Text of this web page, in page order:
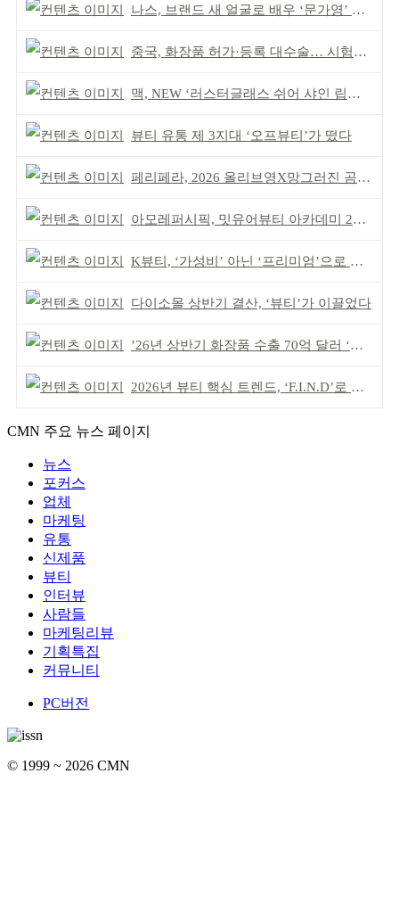
나스, 브랜드 새 얼굴로 배우 ‘문가영’ 발탁
중국, 화장품 허가·등록 대수술… 시험자료 공용 허용
맥, NEW ‘러스터글래스 쉬어 샤인 립스틱’ 출시
뷰티 유통 제 3지대 ‘오프뷰티’가 떴다
페리페라, 2026 올리브영X망그러진 곰 콜라보
아모레퍼시픽, 밋유어뷰티 아카데미 2기 발대식
K뷰티, ‘가성비’ 아닌 ‘프리미엄’으로 승부걸어야
다이소몰 상반기 결산, ‘뷰티’가 이끌었다
’26년 상반기 화장품 수출 70억 달러 ‘역대 최고’
2026년 뷰티 핵심 트렌드, ‘F.I.N.D’로 읽는다
CMN 주요 뉴스 페이지
뉴스
포커스
업체
마케팅
유통
신제품
뷰티
인터뷰
사람들
마케팅리뷰
기획특집
커뮤니티
PC버전
© 1999 ~ 2026 CMN